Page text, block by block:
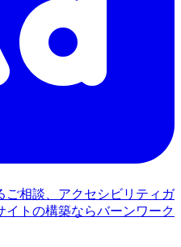
ご相談、アクセシビリティガ
トの構築ならバーンワーク